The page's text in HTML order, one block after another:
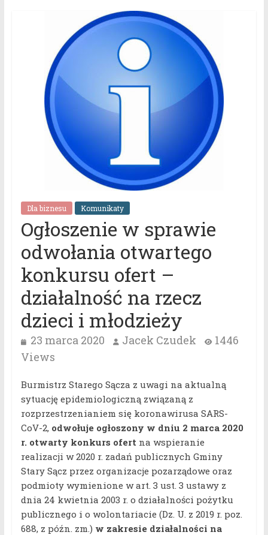
Dla biznesu Komunikaty
Ogłoszenie w sprawie
odwołania otwartego
konkursu ofert –
działalność na rzecz
dzieci i młodzieży
23 marca 2020 Jacek Czudek
1446
Views
Burmistrz Starego Sącza z uwagi na aktualną
sytuację epidemiologiczną związaną z
rozprzestrzenianiem się koronawirusa SARS-
CoV-2, odwołuje ogłoszony w dniu 2 marca 2020
r. otwarty konkurs ofert na wspieranie
realizacji w 2020 r. zadań publicznych Gminy
Stary Sącz przez organizacje pozarządowe oraz
podmioty wymienione w art. 3 ust. 3 ustawy z
dnia 24 kwietnia 2003 r. o działalności pożytku
publicznego i o wolontariacie (Dz. U. z 2019 r. poz.
688, z późn. zm.) w zakresie działalności na